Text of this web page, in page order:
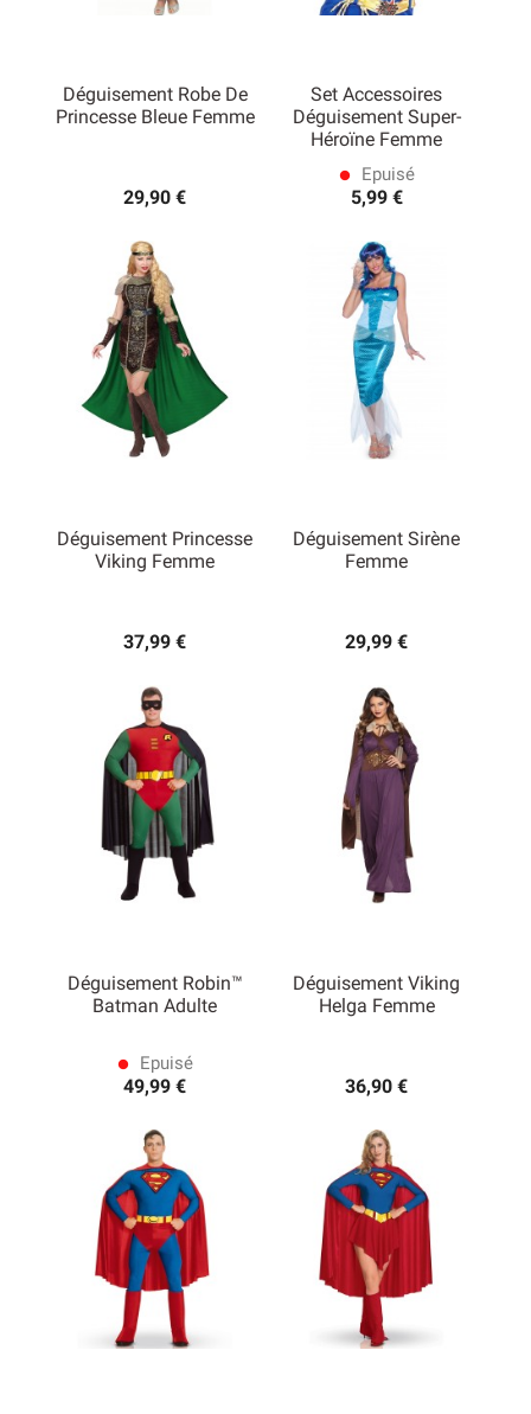
Déguisement Robe De
Princesse Bleue Femme
29,90 €
Set Accessoires
Déguisement Super-
Héroïne Femme
lens Epuisé
5,99 €
Déguisement Princesse
Viking Femme
37,99 €
Déguisement Sirène
Femme
29,99 €
Déguisement Robin™
Batman Adulte
lens Epuisé
49,99 €
Déguisement Viking
Helga Femme
36,90 €